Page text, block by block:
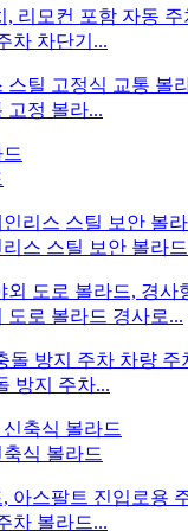
차 차단기...
고정 볼라...
스 스틸 보안 볼라
도로 볼라드 경사로...
방지 주차...
식 볼라드
차 볼라드...